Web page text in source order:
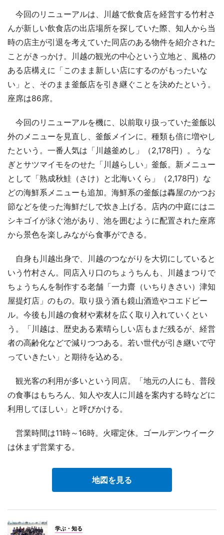
今回のリニューアルは、川越で飲食店を経営する竹村さ
んが新しい飲食店の出店場所を探していた際、知人から当
時の店主が引退を考えていた同店のある物件を紹介された
ことがきっかけ。川越の観光の中心という立地と、風格の
ある店構えに「このまま新しい店にするのがもったいな
い」と、そのまま釜飯店を引き継ぐことを決めたという。
座席は86席。
今回のリニューアルを機に、以前取り扱っていた釜飯以
外のメニューを見直し、釜飯メインに。種類も倍に増やし
たという。一番人気は「川越釜めし」（2,178円）。うな
ぎとサツマイモをのせた「川越らしい」釜飯。新メニュー
として「熟成秋鮭（さけ）と北海いくら」（2,178円）な
どの海鮮系メニューも追加。海鮮系の釜飯は轟屋のかつお
節などを使った海鮮だしで炊き上げる。店内の中庭にはニ
シキゴイが泳ぐ池があり、池を囲むように配置された座席
から景色を楽しみながら食事ができる。
自身も川越出身で、川越のつながりを大切にしていると
いう竹村さん。同店入り口のちょうちんも、川越まつりで
ちょうちんを制作する老舗「一力齋（いちりきさい）津知
屋提灯店」のもの。取り扱う酒も鏡山酒造やコエドビー
ル。今後も川越の食材や素材を広く取り入れていくとい
う。「川越は、歴史ある素晴らしい店もまだ残るが、経営
者の高齢化などで減りつつある。若い世代が引き継いで守
っていきたい」と期待を込める。
観光客の利用が多いという同店。「地元の人にも、普段
の食事はもちろん、知人や友人に川越を案内する時などに
利用してほしい」と呼びかける。
営業時間は11時～16時。火曜定休。ゴールデンウイーク
は休まず営業する。
地図を見る
学ぶ・知る